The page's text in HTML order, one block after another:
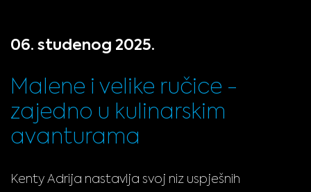
06. studenog 2025.
Malene i velike ručice -
zajedno u kulinarskim
avanturama
Kenty Adrija nastavlja svoj niz uspješnih